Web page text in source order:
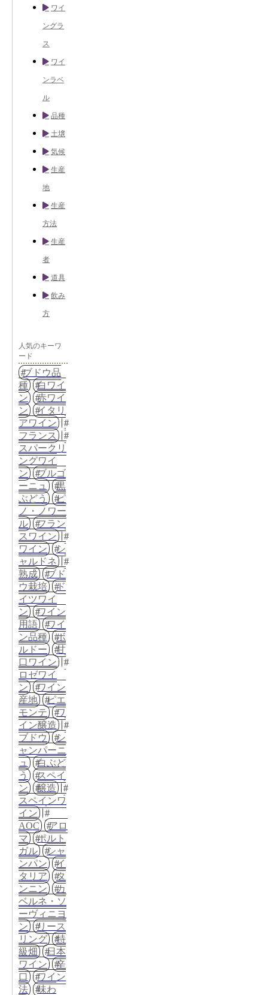
ワイ
ングラ
ス
ワイ
ンラベ
ル
品種
土壌
気候
生産
地
生産
方法
生産
者
道具
飲み
方
人気のキーワ
ード
ブドウ品
種
白ワイ
ン
赤ワイ
ン
イタリ
アワイン
フランス
スパークリ
ングワイ
ン
ブルゴ
ーニュ
黒
ぶどう
ピ
ノ・ノワー
ル
フラン
スワイン
ワイン
シ
ャルドネ
熟成
ブド
ウ栽培
ド
イツワイ
ン
ワイン
用語
ワイ
ン品種
ボ
ルドー
甘
口ワイン
ロゼワイ
ン
ワイン
産地
ピエ
モンテ
ワ
イン醸造
ブドウ
シ
ャンパーニ
ュ
白ぶど
う
スペイ
ン
醸造
スペインワ
イン
AOC
アロ
マ
ポルト
ガル
シャ
ンパン
イ
タリア
タ
ンニン
カ
ベルネ・ソ
ーヴィニヨ
ン
リース
リング
特
級畑
日本
ワイン
辛
口
ワイン
法
味わ